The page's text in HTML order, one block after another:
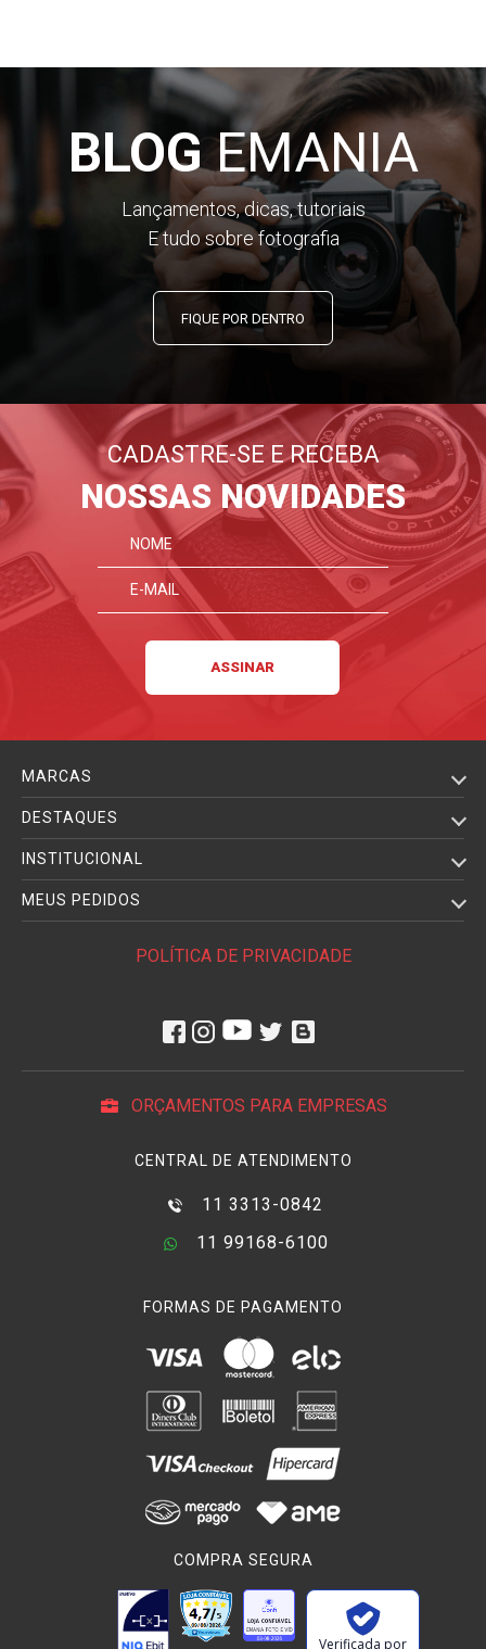
BLOGEMANIA
Lançamentos, dicas, tutoriais
E tudo sobre fotografia
FIQUE POR DENTRO
CADASTRE-SE E RECEBA
NOSSAS NOVIDADES
MARCAS
DESTAQUES
INSTITUCIONAL
MEUS PEDIDOS
POLÍTICA DE PRIVACIDADE
ORÇAMENTOS PARA EMPRESAS
CENTRAL DE ATENDIMENTO
11 3313-0842
11 99168-6100
FORMAS DE PAGAMENTO
COMPRA SEGURA
Verificada por